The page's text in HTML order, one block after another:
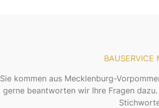
BAUSERVICE
Sie kommen aus Mecklenburg-
gerne beantworten wir Ihre Fragen